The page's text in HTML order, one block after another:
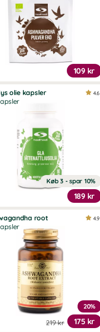
109 kr
olie kapsler
Køb 3 - spar 10%
189 kr
4.6
root
20%
175 kr
219 kr
4.9